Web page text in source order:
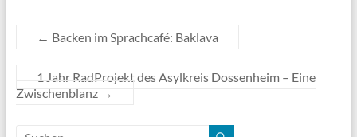
← Backen im Sprachcafé: Baklava
1 Jahr RadProjekt des Asylkreis Dossenheim – Eine
Zwischenblanz →